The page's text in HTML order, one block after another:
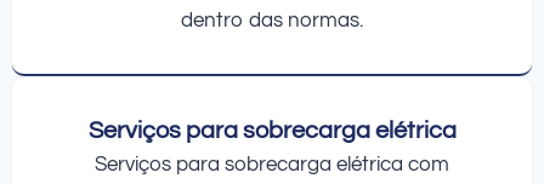
dentro das normas.
Serviços para sobrecarga elétrica
Serviços para sobrecarga elétrica com